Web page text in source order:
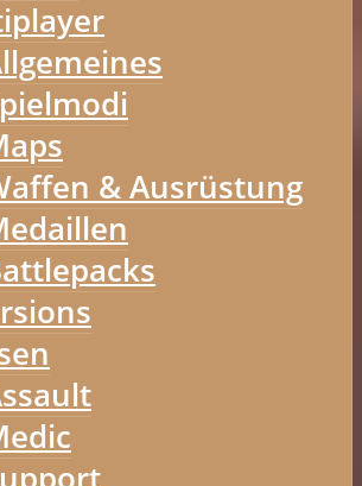
& Ausrüstung